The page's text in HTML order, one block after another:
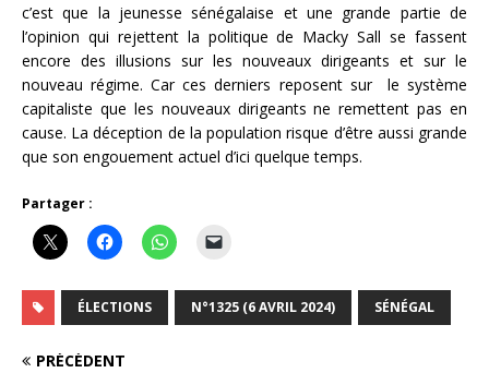
c’est que la jeunesse sénégalaise et une grande partie de
l’opinion qui rejettent la politique de Macky Sall se fassent
encore des illusions sur les nouveaux dirigeants et sur le
nouveau régime. Car ces derniers reposent sur le système
capitaliste que les nouveaux dirigeants ne remettent pas en
cause. La déception de la population risque d’être aussi grande
que son engouement actuel d’ici quelque temps.
Partager :
ÉLECTIONS N°1325 (6 AVRIL 2024) SÉNÉGAL
PRÉCÉDENT